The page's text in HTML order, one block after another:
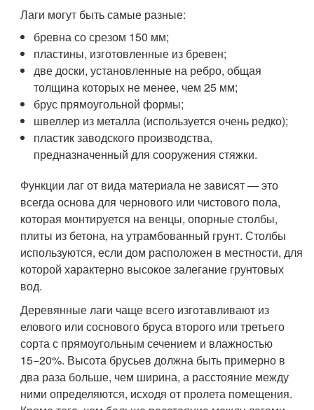
Лаги могут быть самые разные:
бревна со срезом 150 мм;
пластины, изготовленные из бревен;
две доски, установленные на ребро, общая
толщина которых не менее, чем 25 мм;
брус прямоугольной формы;
швеллер из металла (используется очень редко);
пластик заводского производства,
предназначенный для сооружения стяжки.
Функции лаг от вида материала не зависят — это
всегда основа для чернового или чистового пола,
которая монтируется на венцы, опорные столбы,
плиты из бетона, на утрамбованный грунт. Столбы
используются, если дом расположен в местности, для
которой характерно высокое залегание грунтовых
вод.
Деревянные лаги чаще всего изготавливают из
елового или соснового бруса второго или третьего
сорта с прямоугольным сечением и влажностью
15−20%. Высота брусьев должна быть примерно в
два раза больше, чем ширина, а расстояние между
ними определяются, исходя от пролета помещения.